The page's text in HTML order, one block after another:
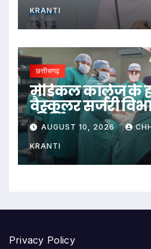
KRANTI
छत्तीसगढ़
​मेडिकल कॉलेज के
वैस्कुलर सर्जरी
कीर्तिमान
AUGUST 10, 2026
KRANTI
Privacy Policy